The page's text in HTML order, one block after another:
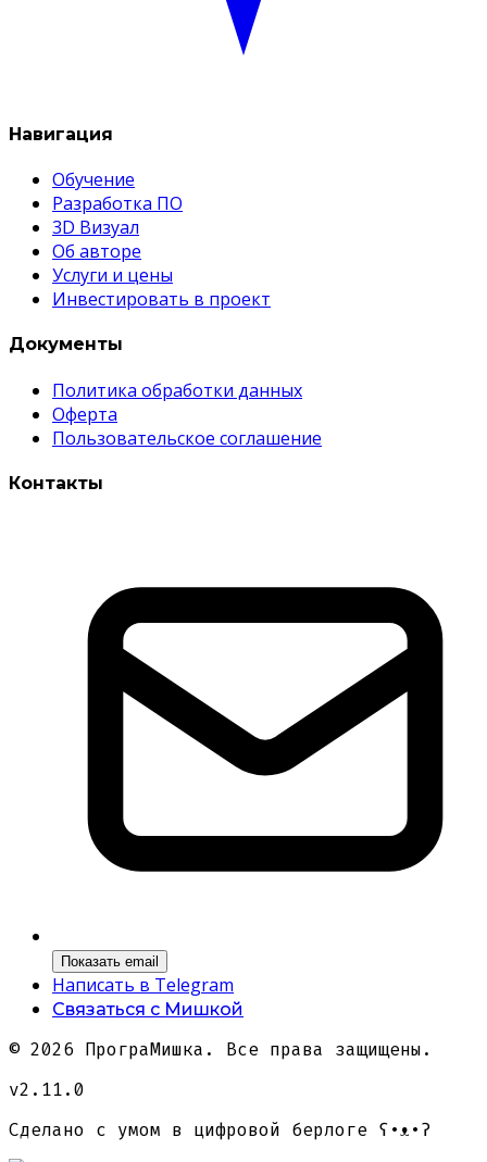
Навигация
Обучение
Разработка ПО
3D Визуал
Об авторе
Услуги и цены
Инвестировать в проект
Документы
Политика обработки данных
Оферта
Пользовательское соглашение
Контакты
Показать email
Написать в Telegram
Связаться с Мишкой
© 2026 ПрограМишка. Все права защищены.
v2.11.0
Сделано с умом в цифровой берлоге ʕ•ᴥ•ʔ